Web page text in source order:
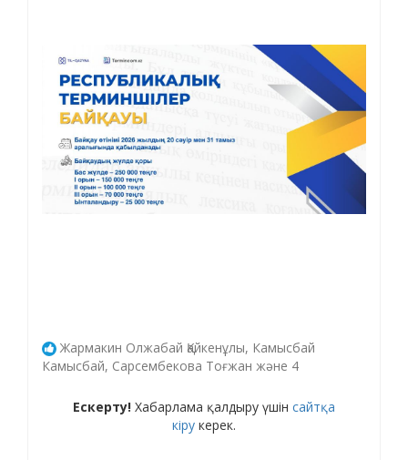
Жармакин Олжабай Қайкенұлы, Камысбай
Камысбай, Сарсембекова Тоғжан және 4
Ескерту! Хабарлама қалдыру үшін сайтқа
кіру керек.